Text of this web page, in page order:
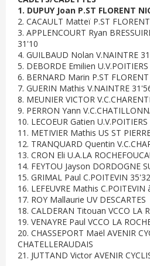
1. DUPUY Joan P.ST FLORENT
2. CACAULT Matteï P.ST
3. APPLENCOURT Ryan
31'10
4. GUILBAUD Nolan V.NAINTRE
5. DEBORDE Emilien
6. BERNARD Marin P.ST
7. GUERIN Mathis V.NAINTRE
8. MEUNIER VICTOR
9. PERRON Yann
10. LECOEUR Gatien
11. METIVIER Mathis US ST
12. TRANQUARD Quentin
13. CRON Eli U.A.LA
14. FEYTOU Jayson DORDOGNE
15. GRIMAL Paul C.POITEVIN 35'32
16. LEFEUVRE Mathis
17. ROY Mallaurie UV DESCARTES
18. CALDERAN Titouan VCCO LA
19. VENAYRE Paul VCCO LA
20. CHASSEPORT Maël AVENIR
CHATELLERAUDAIS
21. JUTTAND Victor AVENIR